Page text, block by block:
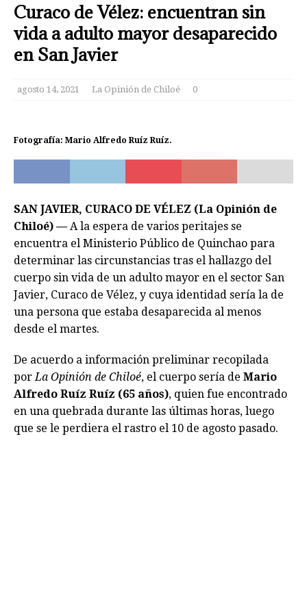
Curaco de Vélez: encuentran sin
vida a adulto mayor desaparecido
en San Javier
agosto 14, 2021 La Opinión de Chiloé 0
Fotografía: Mario Alfredo Ruíz Ruíz.
SAN JAVIER, CURACO DE VÉLEZ (La Opinión de
Chiloé) — A la espera de varios peritajes se
encuentra el Ministerio Público de Quinchao para
determinar las circunstancias tras el hallazgo del
cuerpo sin vida de un adulto mayor en el sector San
Javier, Curaco de Vélez, y cuya identidad sería la de
una persona que estaba desaparecida al menos
desde el martes.
De acuerdo a información preliminar recopilada
porLa Opinión de Chiloé, el cuerpo sería de Mario
Alfredo Ruíz Ruíz (65 años), quien fue encontrado
en una quebrada durante las últimas horas, luego
que se le perdiera el rastro el 10 de agosto pasado.